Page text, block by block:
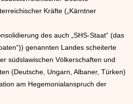
Kräfte („Kärntner
des auch „SHS-Staat“ (das
genannten Landes scheiterte
südslawischen Völkerschaften und
(Deutsche, Ungarn, Albaner, Türken)
am Hegemonialanspruch der